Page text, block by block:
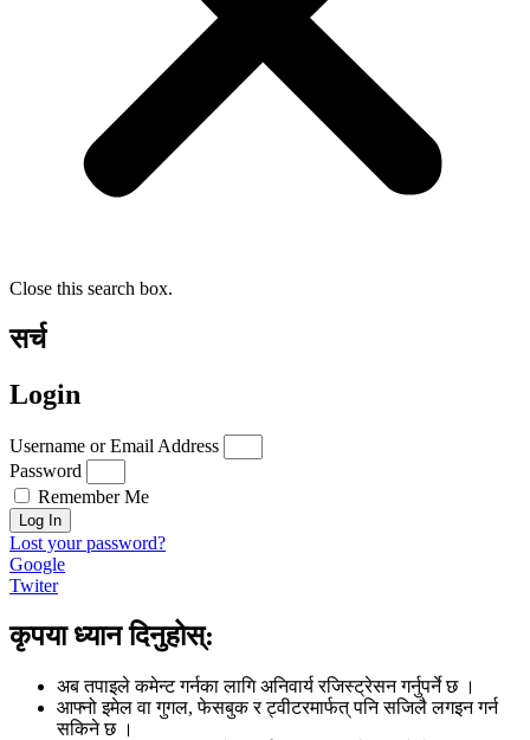
Close this search box.
सर्च
Login
Username or Email Address
Password
Remember Me
Log In
Lost your password?
Google
Twiter
कृपया ध्यान दिनुहोस्:
अब तपाइले कमेन्ट गर्नका लागि अनिवार्य रजिस्ट्रेसन गर्नुपर्ने छ ।
आफ्नो इमेल वा गुगल, फेसबुक र ट्वीटरमार्फत् पनि सजिलै लगइन गर्न
सकिने छ ।